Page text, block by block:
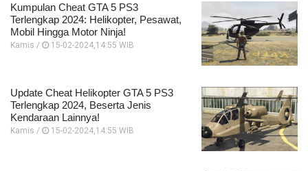
Kumpulan Cheat GTA 5 PS3
Terlengkap 2024: Helikopter, Pesawat,
Mobil Hingga Motor Ninja!
Kamis / 15-02-2024,14:55 WIB
Update Cheat Helikopter GTA 5 PS3
Terlengkap 2024, Beserta Jenis
Kendaraan Lainnya!
Kamis / 15-02-2024,14:55 WIB